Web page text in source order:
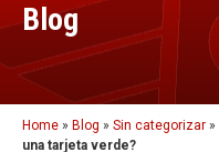
Blog
Home » Blog » Sin categorizar »
una tarjeta verde?